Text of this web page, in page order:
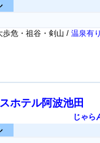
歩危・祖谷・剣山 / 温泉有
ホテル阿波池田
じゃら